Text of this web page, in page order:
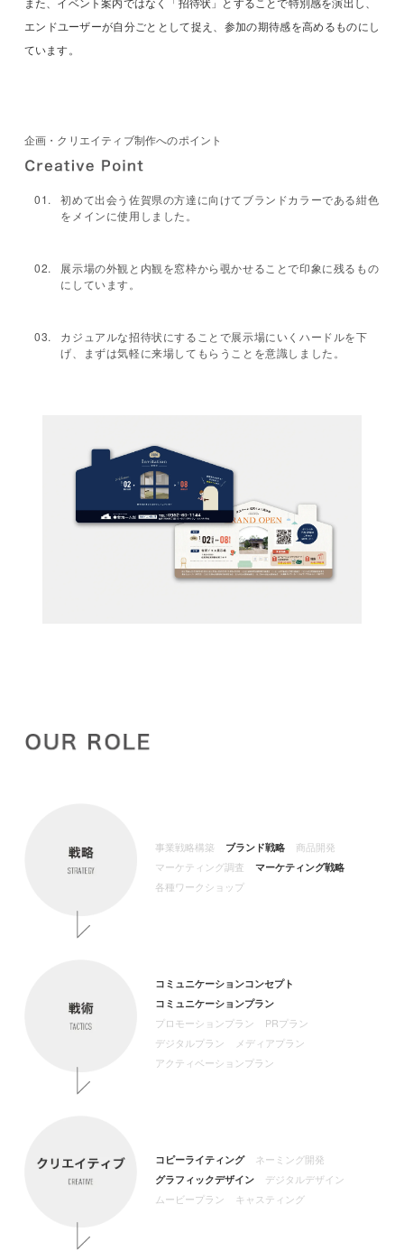
エンドユーザーが自分ごととして捉え、参加の期待感を高めるものにし
ています。
企画・クリエイティブ制作へのポイント
初めて出会う佐賀県の方達に向けてブランドカラーである紺色
をメインに使用しました。
展示場の外観と内観を窓枠から覗かせることで印象に残るもの
にしています。
カジュアルな招待状にすることで展示場にいくハードルを下
げ、まずは気軽に来場してもらうことを意識しました。
事業戦略構築 ブランド戦略
商品開発
マーケティング調査
マーケティング戦略
各種ワークショップ
コミュニケーションコンセプト
コミュニケーションプラン
プロモーションプラン
PRプラン
デジタルプラン
メディアプラン
アクティベーションプラン
コピーライティング
ネーミング開発
グラフィックデザイン
デジタルデザイン
ムービープラン
キャスティング